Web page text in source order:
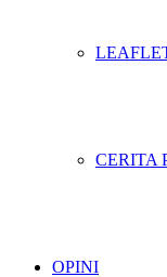
CERITA
OPINI